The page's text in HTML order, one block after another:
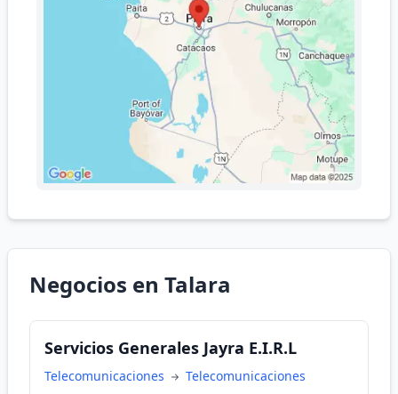
Negocios en Talara
Servicios Generales Jayra E.I.R.L
Telecomunicaciones Telecomunicaciones